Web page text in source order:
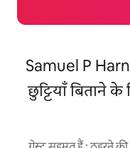
Samuel P
छुट्टियाँ बिताने